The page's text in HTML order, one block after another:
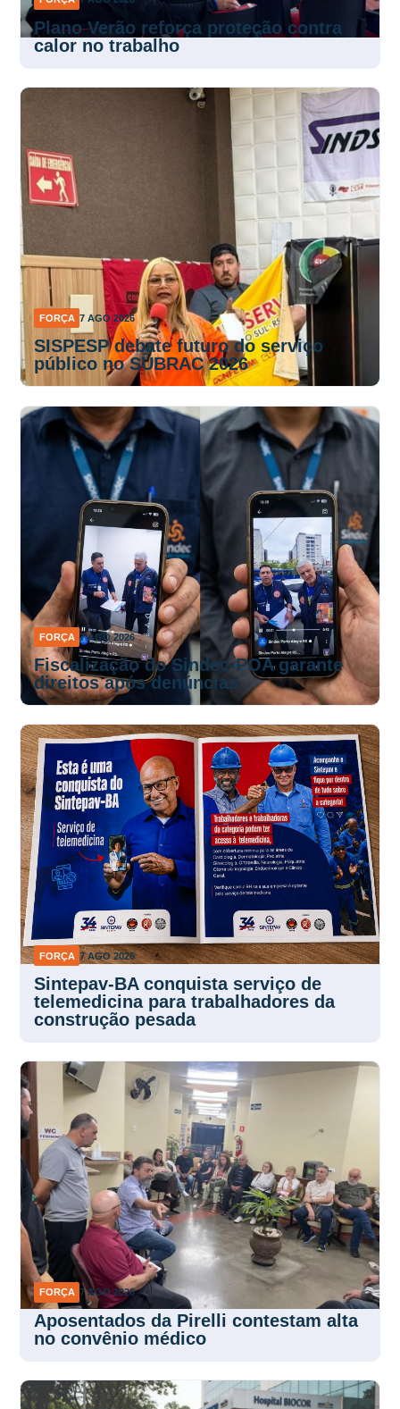
Plano Verão reforça proteção contra
calor no trabalho
FORÇA 7 AGO 2026
SISPESP debate futuro do serviço
público no SUBRAC 2026
FORÇA 7 AGO 2026
Fiscalização do Sindec-POA garante
direitos após denúncias
FORÇA 7 AGO 2026
Sintepav-BA conquista serviço de
telemedicina para trabalhadores da
construção pesada
FORÇA 7 AGO 2026
Aposentados da Pirelli contestam alta
no convênio médico